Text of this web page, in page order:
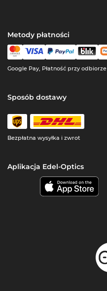
Metody płatności
Google Pay, Płatność przy
Sposób dostawy
Bezpłatna wysyłka i zwrot
Aplikacja Edel-Optics